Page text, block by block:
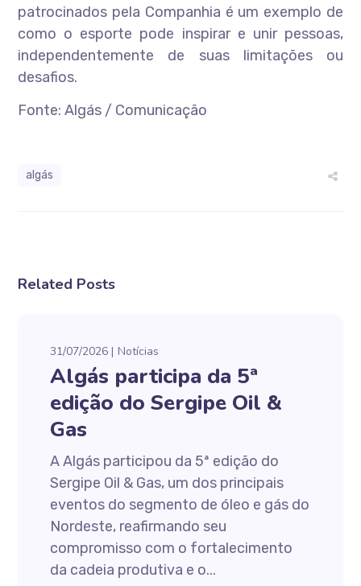
patrocinados pela Companhia é um exemplo de
como o esporte pode inspirar e unir pessoas,
independentemente de suas limitações ou
desafios.
Fonte: Algás / Comunicação
algás
Related Posts
31/07/2026 Notícias
Algás participa da 5ª
edição do Sergipe Oil &
Gas
A Algás participou da 5ª edição do
Sergipe Oil & Gas, um dos principais
eventos do segmento de óleo e gás do
Nordeste, reafirmando seu
compromisso com o fortalecimento
da cadeia produtiva e o...